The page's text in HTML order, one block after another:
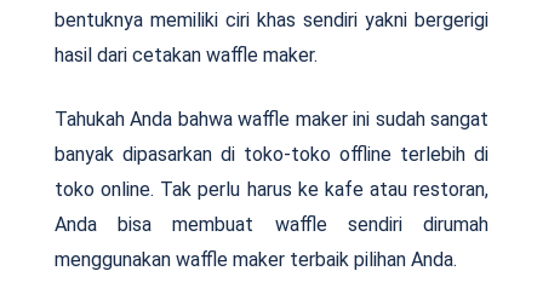
bentuknya memiliki ciri khas sendiri yakni bergerigi
hasil dari cetakan waffle maker.
Tahukah Anda bahwa waffle maker ini sudah sangat
banyak dipasarkan di toko-toko offline terlebih di
toko online. Tak perlu harus ke kafe atau restoran,
Anda bisa membuat waffle sendiri dirumah
menggunakan waffle maker terbaik pilihan Anda.